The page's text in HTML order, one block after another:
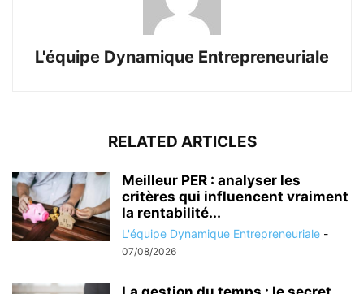
L'équipe Dynamique Entrepreneuriale
RELATED ARTICLES
Meilleur PER : analyser les
critères qui influencent vraiment
la rentabilité...
L'équipe Dynamique Entrepreneuriale -
07/08/2026